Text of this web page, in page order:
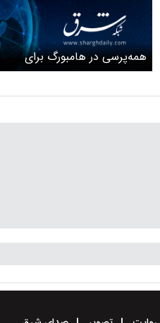
همه‌پرسی در هامبورگ برای
میزبانی المپیک و پاراالمپیک